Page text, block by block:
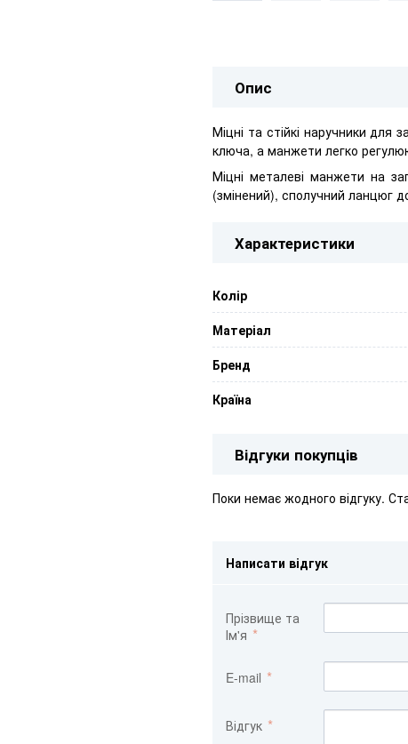
Опис
Міцні та стійкі наручники для
ключа, а манжети легко
Міцні металеві манжети на
(змінений), сполучний ланцюг
Характеристики
Колір
Матеріал
Бренд
Країна
Відгуки покупців
Поки немає жодного відгуку.
Написати відгук
Прізвище та
Ім'я
E-mail
Відгук